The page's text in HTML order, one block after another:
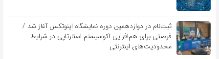
ثبت‌نام در دوازدهمین دوره نمایشگاه اینوتکس آغاز شد /
فرصتی برای هم‌افزایی اکوسیستم استارتاپی در شرایط
محدودیت‌های اینترنتی